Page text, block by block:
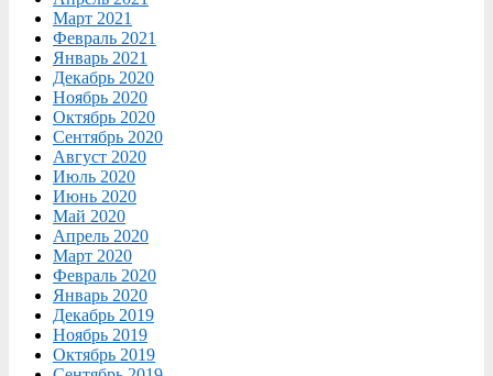
Март 2021
Февраль 2021
Январь 2021
Декабрь 2020
Ноябрь 2020
Октябрь 2020
Сентябрь 2020
Август 2020
Июль 2020
Июнь 2020
Май 2020
Апрель 2020
Март 2020
Февраль 2020
Январь 2020
Декабрь 2019
Ноябрь 2019
Октябрь 2019